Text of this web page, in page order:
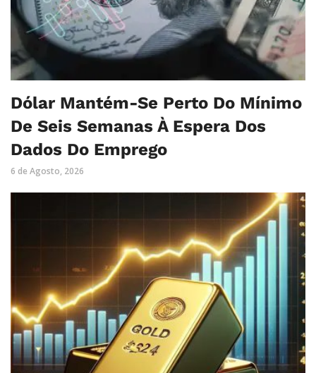
Dólar Mantém-Se Perto Do Mínimo
De Seis Semanas À Espera Dos
Dados Do Emprego
6 de Agosto, 2026